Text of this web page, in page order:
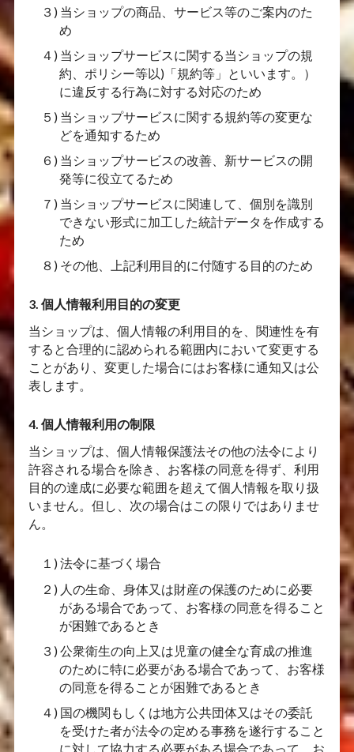
３) 当ショップの商品、サービス等のご案内のた
め
４) 当ショップサービスに関する当ショップの規
約、ポリシー等以)「規約等」といいます。）
に違反する行為に対する対応のため
５) 当ショップサービスに関する規約等の変更な
どを通知するため
６) 当ショップサービスの改善、新サービスの開
発等に役立てるため
７) 当ショップサービスに関連して、個別を識別
できない形式に加工した統計データを作成する
ため
８) その他、上記利用目的に付随する目的のため
3. 個人情報利用目的の変更
当ショップは、個人情報の利用目的を、関連性を有
すると合理的に認められる範囲内において変更する
ことがあり、変更した場合にはお客様に通知又は公
表します。
4. 個人情報利用の制限
当ショップは、個人情報保護法その他の法令により
許容される場合を除き、お客様の同意を得ず、利用
目的の達成に必要な範囲を超えて個人情報を取り扱
いません。但し、次の場合はこの限りではありませ
ん。
１) 法令に基づく場合
２) 人の生命、身体又は財産の保護のために必要
がある場合であって、お客様の同意を得ること
が困難であるとき
３) 公衆衛生の向上又は児童の健全な育成の推進
のために特に必要がある場合であって、お客様
の同意を得ることが困難であるとき
４) 国の機関もしくは地方公共団体又はその委託
を受けた者が法令の定める事務を遂行すること
に対して協力する必要がある場合であって、お